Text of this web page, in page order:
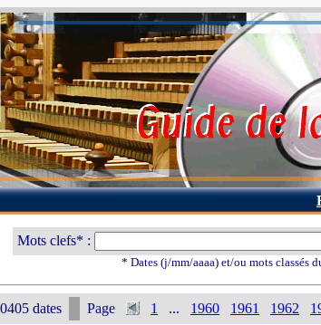
Mots clefs* :
* Dates (j/mm/aaaa) et/ou mots classés
dates Page 1 ... 1960 1961 1962